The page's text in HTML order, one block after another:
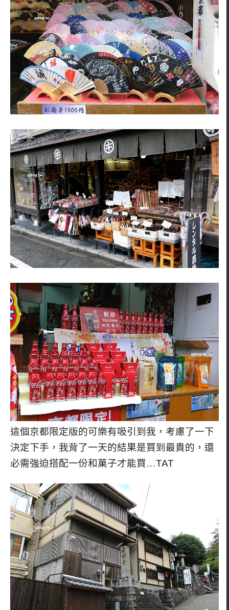
這個京都限定版的可樂有吸引到我，考慮了一下
決定下手，我背了一天的結果是買到最貴的，還
必需強迫搭配一份和菓子才能買…TAT